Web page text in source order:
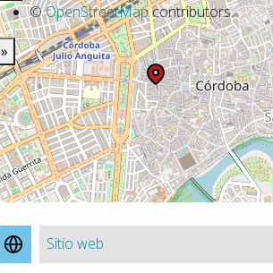
©OpenStreetMapcontributors.
»
Sitio web